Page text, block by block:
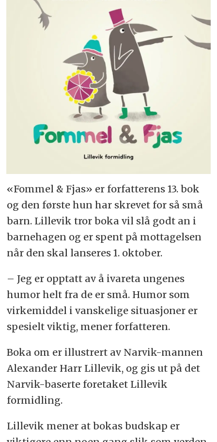
«Fommel & Fjas» er forfatterens 13. bok
og den første hun har skrevet for så små
barn. Lillevik tror boka vil slå godt an i
barnehagen og er spent på mottagelsen
når den skal lanseres 1. oktober.
– Jeg er opptatt av å ivareta ungenes
humor helt fra de er små. Humor som
virkemiddel i vanskelige situasjoner er
spesielt viktig, mener forfatteren.
Boka om er illustrert av Narvik-mannen
Alexander Harr Lillevik, og gis ut på det
Narvik-baserte foretaket Lillevik
formidling.
Lillevik mener at bokas budskap er